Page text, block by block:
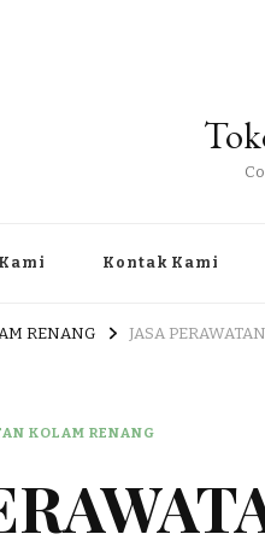
Kontak Kami
RENANG JASA
KOLAM RENANG